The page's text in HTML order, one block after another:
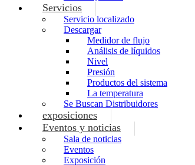
Servicios
Servicio localizado
Descargar
Medidor de flujo
Análisis de líquidos
Nivel
Presión
Productos del sistema
La temperatura
Se Buscan Distribuidores
exposiciones
Eventos y noticias
Sala de noticias
Eventos
Exposición